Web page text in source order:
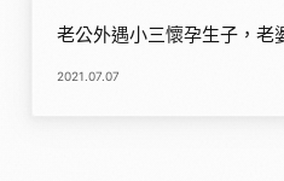
老公外遇小三懷孕生子，老
2021.07.07